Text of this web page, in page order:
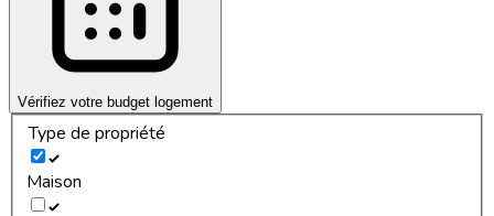
Vérifiez votre budget logement
Type de propriété
Maison